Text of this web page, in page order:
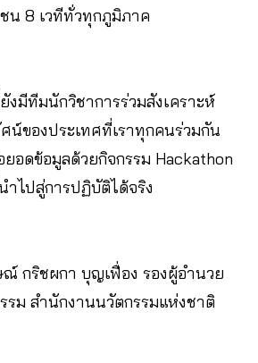
น 8 เวทีทั่วทุกภูมิภาค
งมีทีมนักวิชาการร่วมสังเคราะห์
น์ของประเทศที่เราทุกคนร่วมกัน
อดข้อมูลด้วยกิจกรรม Hackathon
ำไปสู่การปฏิบัติได้จริง
กริชผกา บุญเฟื่อง รองผู้อำนวย
รม สำนักงานนวัตกรรมแห่งชาติ